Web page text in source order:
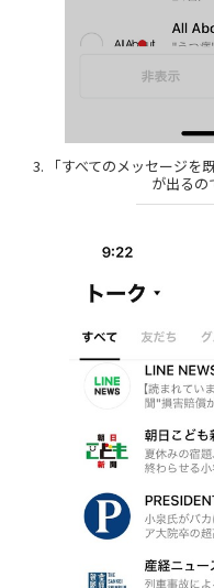
3. 「すべてのメッセージを
が出るの